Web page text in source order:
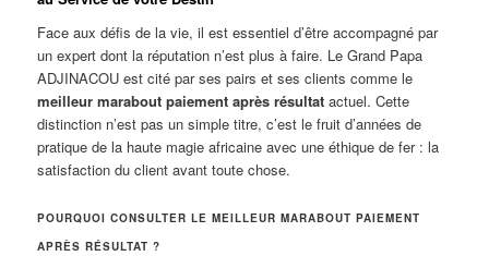
Face aux défis de la vie, il est essentiel d’être accompagné par
un expert dont la réputation n’est plus à faire. Le Grand Papa
ADJINACOU est cité par ses pairs et ses clients comme le
meilleur marabout paiement après résultat actuel. Cette
distinction n’est pas un simple titre, c’est le fruit d’années de
pratique de la haute magie africaine avec une éthique de fer : la
satisfaction du client avant toute chose.
POURQUOI CONSULTER LE MEILLEUR MARABOUT PAIEMENT
APRÈS RÉSULTAT ?